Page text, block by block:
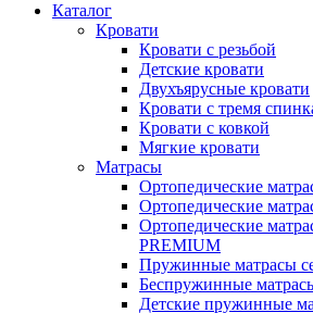
Каталог
Кровати
Кровати с резьбой
Детские кровати
Двухъярусные кровати
Кровати с тремя
Кровати с ковкой
Мягкие кровати
Матрасы
Ортопедические
Ортопедические
Ортопедические
PREMIUM
Пружинные матрасы
Беспружинные
Детские пружинные